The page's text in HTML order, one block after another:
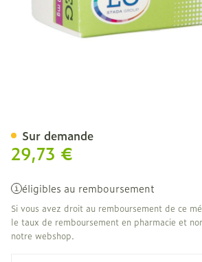
29,73 €
éligibles au remboursement
Si vous avez droit au remboursement de ce
le taux de remboursement en pharmacie et
notre webshop.
Sur demande